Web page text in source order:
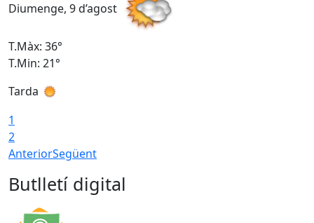
Diumenge, 9 d’agost
T.Màx: 36°
T.Min: 21°
Tarda
1
2
AnteriorSegüent
Butlletí digital